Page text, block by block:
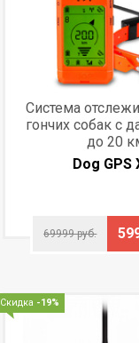
Система
гончих собак с
до 20
Dog GPS
69999 руб.
Скидка -19%